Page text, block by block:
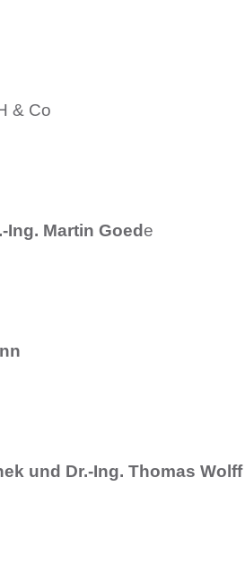
& Co
Ing. Martin Goede
und Dr.-Ing. Thomas Wolff